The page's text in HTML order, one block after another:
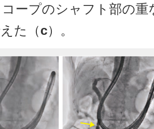
ープのシャフト部の
た（c）。